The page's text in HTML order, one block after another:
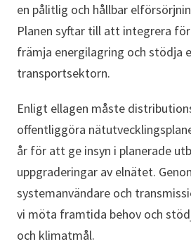
en pålitlig och hållbar
Planen syftar till att integrera
främja energilagring och stödja
transportsektorn.
Enligt ellagen måste
offentliggöra
år för att ge insyn i planerade
uppgraderingar av elnätet.
systemanvändare och
vi möta framtida behov och
och klimatmål.